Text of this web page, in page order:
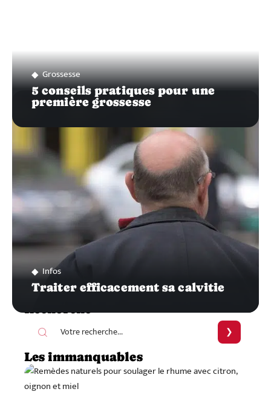
Grossesse
5 conseils pratiques pour une
première grossesse
Infos
Traiter efficacement sa calvitie
Recherche
Les immanquables